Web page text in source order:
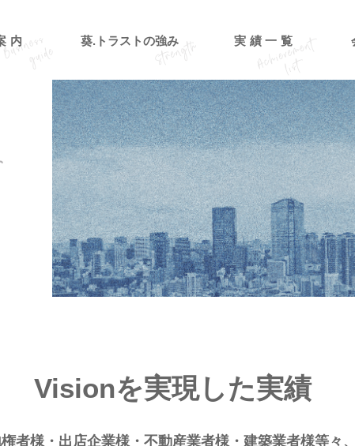
内 葵.トラストの強み 実績一覧
Visionを実現した実績
者様・出店企業様・不動産業者様・建築業者様等々、